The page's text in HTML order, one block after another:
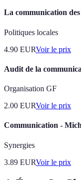
La communication
Politiques locales
4.90 EURVoir le prix
Audit de la
Organisation GF
2.00 EURVoir le prix
Communication -
Synergies
3.89 EURVoir le prix